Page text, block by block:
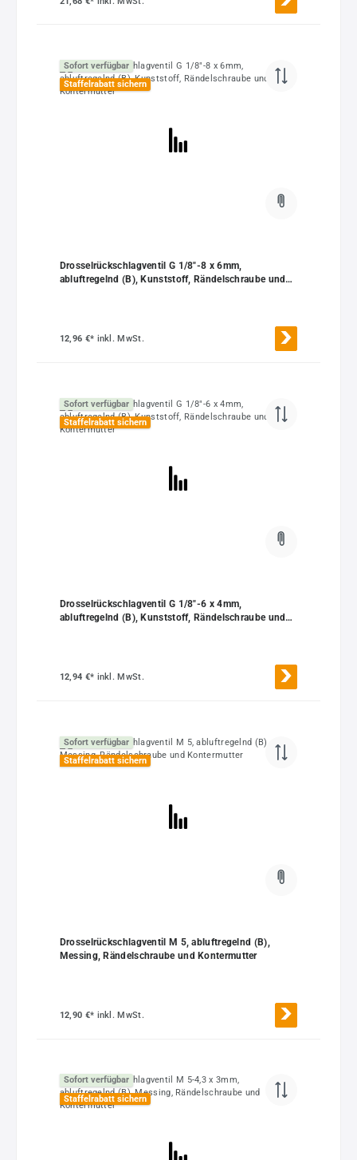
Sofort verfügbar
Staffelrabatt sichern
Drosselrückschlagventil G 1/8"-8 x 6mm,
abluftregelnd (B), Kunststoff, Rändelschraube und
12,96 €* inkl. MwSt.
Sofort verfügbar
Staffelrabatt sichern
Drosselrückschlagventil G 1/8"-6 x 4mm,
abluftregelnd (B), Kunststoff, Rändelschraube und
12,94 €* inkl. MwSt.
Sofort verfügbar
Staffelrabatt sichern
Drosselrückschlagventil M 5, abluftregelnd (B),
Messing, Rändelschraube und Kontermutter
12,90 €* inkl. MwSt.
Sofort verfügbar
Staffelrabatt sichern